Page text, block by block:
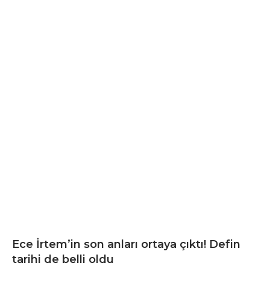
Ece İrtem’in son anları ortaya çıktı! Defin
tarihi de belli oldu